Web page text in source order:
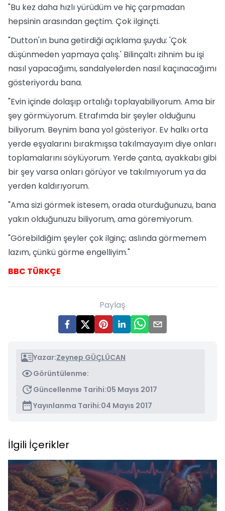
"Bu kez daha hızlı yürüdüm ve hiç çarpmadan
hepsinin arasından geçtim. Çok ilginçti.
"Dutton'ın buna getirdiği açıklama şuydu: 'Çok
düşünmeden yapmaya çalış.' Bilinçaltı zihnim bu işi
nasıl yapacağımı, sandalyelerden nasıl kaçınacağımı
gösteriyordu bana.
"Evin içinde dolaşıp ortalığı toplayabiliyorum. Ama bir
şey görmüyorum. Etrafımda bir şeyler olduğunu
biliyorum. Beynim bana yol gösteriyor. Ev halkı orta
yerde eşyalarını bırakmışsa takılmayayım diye onları
toplamalarını söylüyorum. Yerde çanta, ayakkabı gibi
bir şey varsa onları görüyor ve takılmıyorum ya da
yerden kaldırıyorum.
"Ama sizi görmek istesem, orada oturduğunuzu, bana
yakın olduğunuzu biliyorum, ama göremiyorum.
"Görebildiğim şeyler çok ilginç; aslında görmemem
lazım, çünkü görme engelliyim."
BBC TÜRKÇE
Paylaş
Yazar:Zeynep GÜÇLÜCAN
Görüntülenme:
Güncellenme Tarihi:05 Mayıs 2017
Yayınlanma Tarihi:04 Mayıs 2017
İlgili İçerikler